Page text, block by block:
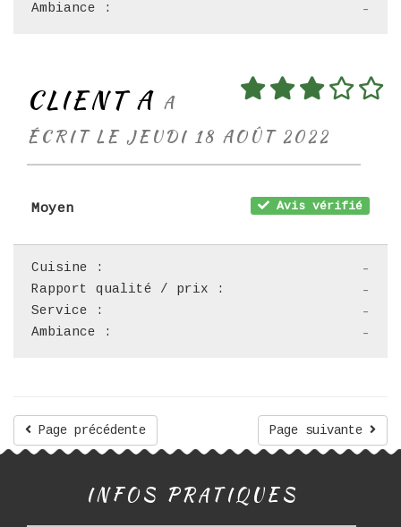
-
Ambiance :
CLIENT A A
ÉCRIT LE JEUDI 18 AOÛT 2022
Avis vérifié
Moyen
-
Cuisine :
-
Rapport qualité / prix :
-
Service :
-
Ambiance :
Page suivante
Page précédente
INFOS PRATIQUES